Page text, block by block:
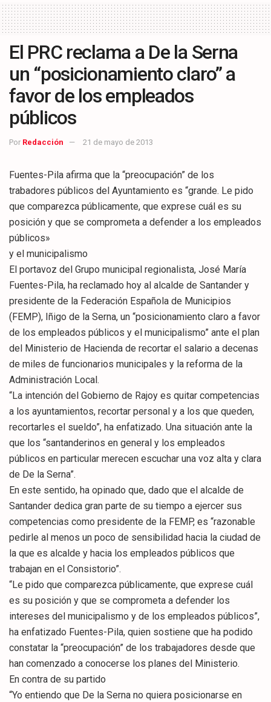
El PRC reclama a De la Serna
un “posicionamiento claro” a
favor de los empleados
públicos
Por Redacción 21 de mayo de 2013
Fuentes-Pila afirma que la “preocupación” de los
trabadores públicos del Ayuntamiento es “grande. Le pido
que comparezca públicamente, que exprese cuál es su
posición y que se comprometa a defender a los empleados
públicos»
y el municipalismo
El portavoz del Grupo municipal regionalista, José María
Fuentes-Pila, ha reclamado hoy al alcalde de Santander y
presidente de la Federación Española de Municipios
(FEMP), Iñigo de la Serna, un “posicionamiento claro a favor
de los empleados públicos y el municipalismo” ante el plan
del Ministerio de Hacienda de recortar el salario a decenas
de miles de funcionarios municipales y la reforma de la
Administración Local.
“La intención del Gobierno de Rajoy es quitar competencias
a los ayuntamientos, recortar personal y a los que queden,
recortarles el sueldo”, ha enfatizado. Una situación ante la
que los “santanderinos en general y los empleados
públicos en particular merecen escuchar una voz alta y clara
de De la Serna”.
En este sentido, ha opinado que, dado que el alcalde de
Santander dedica gran parte de su tiempo a ejercer sus
competencias como presidente de la FEMP, es “razonable
pedirle al menos un poco de sensibilidad hacia la ciudad de
la que es alcalde y hacia los empleados públicos que
trabajan en el Consistorio”.
“Le pido que comparezca públicamente, que exprese cuál
es su posición y que se comprometa a defender los
intereses del municipalismo y de los empleados públicos”,
ha enfatizado Fuentes-Pila, quien sostiene que ha podido
constatar la “preocupación” de los trabajadores desde que
han comenzado a conocerse los planes del Ministerio.
En contra de su partido
“Yo entiendo que De la Serna no quiera posicionarse en